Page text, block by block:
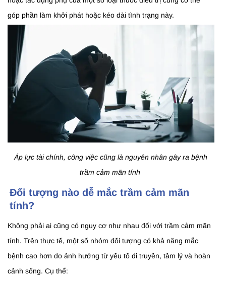
góp phần làm khởi phát hoặc kéo dài tình trạng này.
Áp lực tài chính, công việc cũng là nguyên nhân gây ra bệnh
trầm cảm mãn tính
Đối tượng nào dễ mắc trầm cảm mãn
tính?
Không phải ai cũng có nguy cơ như nhau đối với trầm cảm mãn
tính. Trên thực tế, một số nhóm đối tượng có khả năng mắc
bệnh cao hơn do ảnh hưởng từ yếu tố di truyền, tâm lý và hoàn
cảnh sống. Cụ thể: